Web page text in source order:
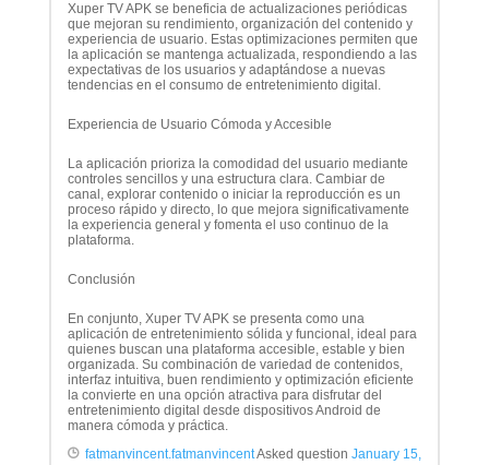
Xuper TV APK se beneficia de actualizaciones periódicas
que mejoran su rendimiento, organización del contenido y
experiencia de usuario. Estas optimizaciones permiten que
la aplicación se mantenga actualizada, respondiendo a las
expectativas de los usuarios y adaptándose a nuevas
tendencias en el consumo de entretenimiento digital.
Experiencia de Usuario Cómoda y Accesible
La aplicación prioriza la comodidad del usuario mediante
controles sencillos y una estructura clara. Cambiar de
canal, explorar contenido o iniciar la reproducción es un
proceso rápido y directo, lo que mejora significativamente
la experiencia general y fomenta el uso continuo de la
plataforma.
Conclusión
En conjunto, Xuper TV APK se presenta como una
aplicación de entretenimiento sólida y funcional, ideal para
quienes buscan una plataforma accesible, estable y bien
organizada. Su combinación de variedad de contenidos,
interfaz intuitiva, buen rendimiento y optimización eficiente
la convierte en una opción atractiva para disfrutar del
entretenimiento digital desde dispositivos Android de
manera cómoda y práctica.
fatmanvincent.fatmanvincentAsked question January 15,